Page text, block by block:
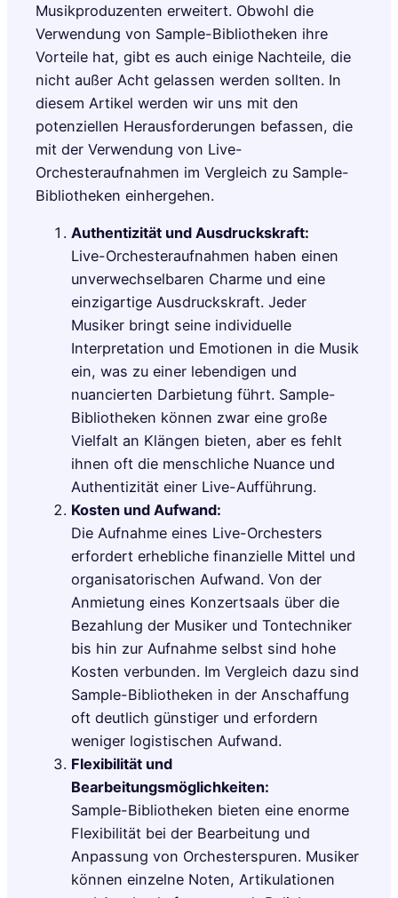
Musikproduzenten erweitert. Obwohl die
Verwendung von Sample-Bibliotheken ihre
Vorteile hat, gibt es auch einige Nachteile, die
nicht außer Acht gelassen werden sollten. In
diesem Artikel werden wir uns mit den
potenziellen Herausforderungen befassen, die
mit der Verwendung von Live-
Orchesteraufnahmen im Vergleich zu Sample-
Bibliotheken einhergehen.
Authentizität und Ausdruckskraft:
Live-Orchesteraufnahmen haben einen
unverwechselbaren Charme und eine
einzigartige Ausdruckskraft. Jeder
Musiker bringt seine individuelle
Interpretation und Emotionen in die Musik
ein, was zu einer lebendigen und
nuancierten Darbietung führt. Sample-
Bibliotheken können zwar eine große
Vielfalt an Klängen bieten, aber es fehlt
ihnen oft die menschliche Nuance und
Authentizität einer Live-Aufführung.
Kosten und Aufwand:
Die Aufnahme eines Live-Orchesters
erfordert erhebliche finanzielle Mittel und
organisatorischen Aufwand. Von der
Anmietung eines Konzertsaals über die
Bezahlung der Musiker und Tontechniker
bis hin zur Aufnahme selbst sind hohe
Kosten verbunden. Im Vergleich dazu sind
Sample-Bibliotheken in der Anschaffung
oft deutlich günstiger und erfordern
weniger logistischen Aufwand.
Flexibilität und
Bearbeitungsmöglichkeiten:
Sample-Bibliotheken bieten eine enorme
Flexibilität bei der Bearbeitung und
Anpassung von Orchesterspuren. Musiker
können einzelne Noten, Artikulationen